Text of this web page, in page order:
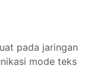
pada jaringan
mode teks